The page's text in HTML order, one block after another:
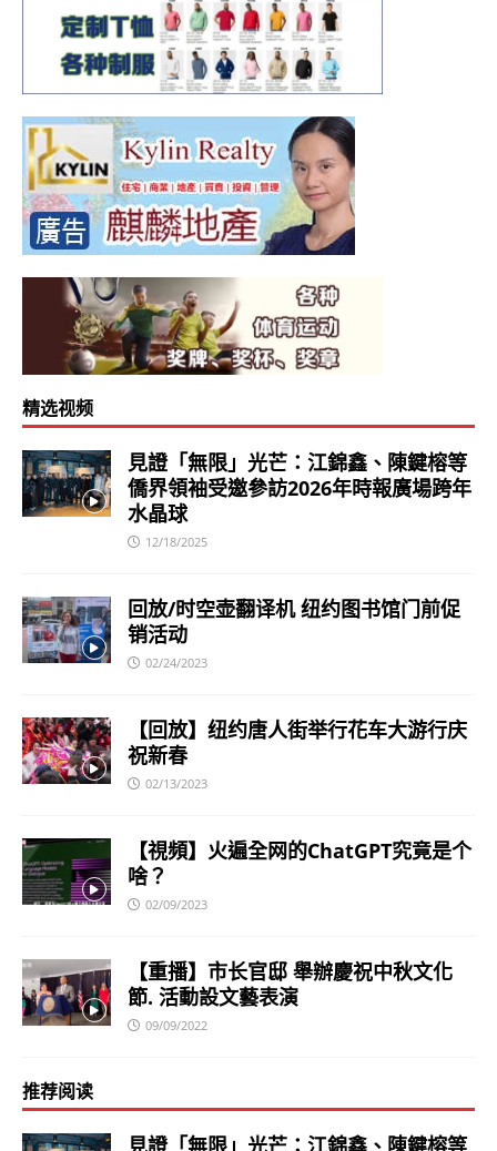
精选视频
見證「無限」光芒：江錦鑫、陳鍵榕等
僑界領袖受邀參訪2026年時報廣場跨年
水晶球
12/18/2025
回放/时空壶翻译机 纽约图书馆门前促
销活动
02/24/2023
【回放】纽约唐人街举行花车大游行庆
祝新春
02/13/2023
【視頻】火遍全网的ChatGPT究竟是个
啥？
02/09/2023
【重播】市长官邸 舉辦慶祝中秋文化
節. 活動設文藝表演
09/09/2022
推荐阅读
見證「無限」光芒：江錦鑫、陳鍵榕等